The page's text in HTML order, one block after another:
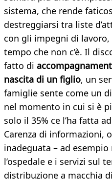
sistema, che rende
destreggiarsi tra liste
con gli impegni di
tempo che non c’è. Il
fatto di
nascita di un figlio, un
famiglie sente come un
nel momento in cui si è
solo il 35% ce l’ha fatta
Carenza di informazioni,
inadeguata – ad esempio
l’ospedale e i servizi sul
distribuzione a macchia